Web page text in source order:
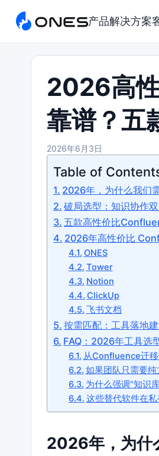
产品解决方案
2026高
靠谱？五
2026年6月3日
Table of
2026年，为什么我们
破局选型：知识协作
五款高性价比
2026年高性价比
ONES
Tower
Notion
ClickUp
飞书文档
按需匹配：工具落地
FAQ：2026年工具选
从Confluence迁移
如果团队只需要
为什么强调“知识
这些替代软件在
2026年，为什